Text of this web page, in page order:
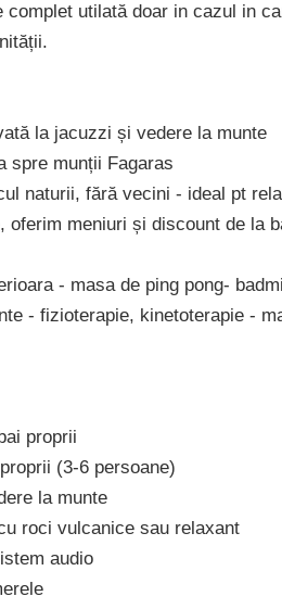
complet utilată doar in cazul in
la jacuzzi și vedere la munte
spre munții Fagaras
naturii, fără vecini - ideal pt
oferim meniuri și discount de la
- masa de ping pong-
- fizioterapie, kinetoterapie -
proprii
(3-6 persoane)
la munte
roci vulcanice sau relaxant
audio